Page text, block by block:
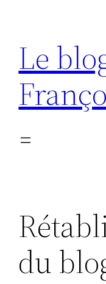
contenu
Le
du